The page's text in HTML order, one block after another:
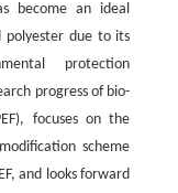
become an ideal
polyester due to its
protection
progress of bio-
focuses on the
scheme
and looks forward